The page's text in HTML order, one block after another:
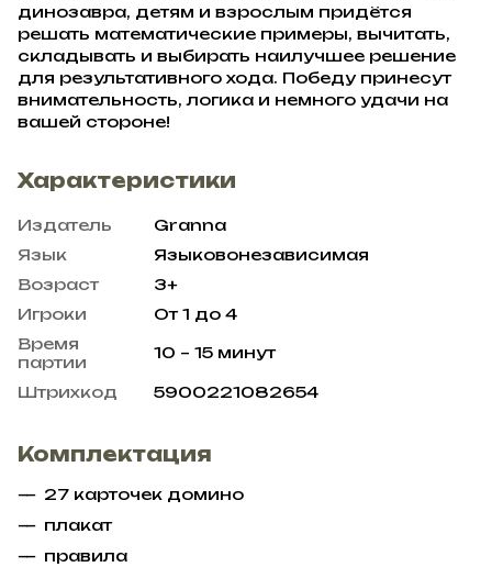
динозавра, детям и взрослым придётся
решать математические примеры, вычитать,
складывать и выбирать наилучшее решение
для результативного хода. Победу принесут
внимательность, логика и немного удачи на
вашей стороне!
Характеристики
Издатель
Granna
Язык
Языковонезависимая
Возраст
3+
Игроки
От 1 до 4
Время
партии
10 – 15 минут
Штрихкод 5900221082654
Комплектация
27 карточек домино
плакат
правила